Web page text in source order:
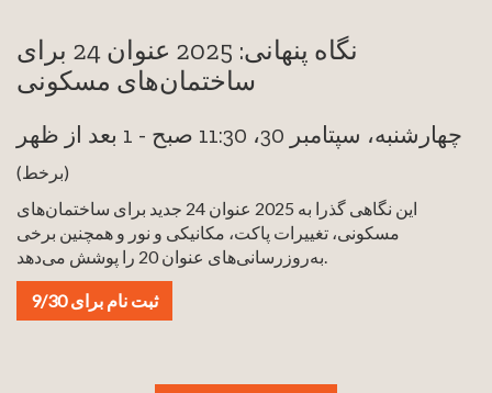
نگاه پنهانی: 2025 عنوان 24 برای
ساختمان‌های مسکونی
(برخط)
این نگاهی گذرا به 2025 عنوان 24 جدید برای ساختمان‌های
مسکونی، تغییرات پاکت، مکانیکی و نور و همچنین برخی
به‌روزرسانی‌های عنوان 20 را پوشش می‌دهد.
ثبت نام برای 9/30